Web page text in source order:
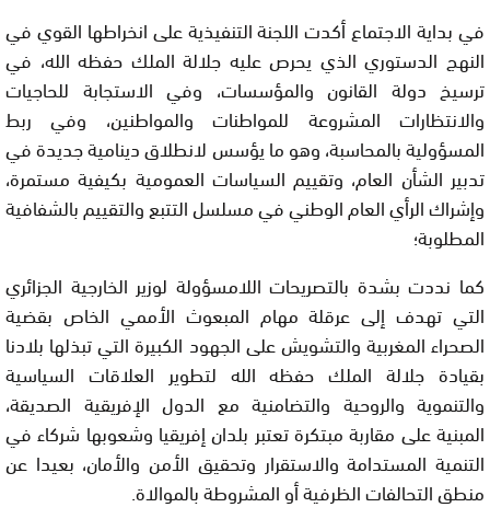
في بداية الاجتماع أكدت اللجنة التنفيذية على انخراطها القوي في
النهج الدستوري الذي يحرص عليه جلالة الملك حفظه الله، في
ترسيخ دولة القانون والمؤسسات، وفي الاستجابة للحاجيات
والانتظارات المشروعة للمواطنات والمواطنين، وفي ربط
المسؤولية بالمحاسبة، وهو ما يؤسس لانطلاق دينامية جديدة في
تدبير الشأن العام، وتقييم السياسات العمومية بكيفية مستمرة،
وإشراك الرأي العام الوطني في مسلسل التتبع والتقييم بالشفافية
المطلوبة؛
كما نددت بشدة بالتصريحات اللامسؤولة لوزير الخارجية الجزائري
التي تهدف إلى عرقلة مهام المبعوث الأممي الخاص بقضية
الصحراء المغربية والتشويش على الجهود الكبيرة التي تبذلها بلادنا
بقيادة جلالة الملك حفظه الله لتطوير العلاقات السياسية
والتنموية والروحية والتضامنية مع الدول الإفريقية الصديقة،
المبنية على مقاربة مبتكرة تعتبر بلدان إفريقيا وشعوبها شركاء في
التنمية المستدامة والاستقرار وتحقيق الأمن والأمان، بعيدا عن
منطق التحالفات الظرفية أو المشروطة بالموالاة.